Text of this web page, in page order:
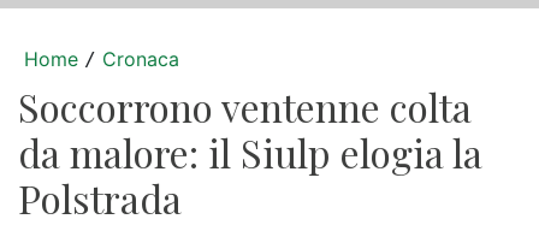
Home / Cronaca
Soccorrono ventenne colta
da malore: il Siulp elogia la
Polstrada